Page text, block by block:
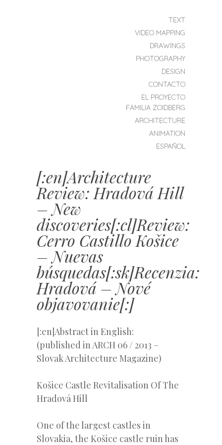
MENU
SKIP TO CONTENTTEXT
VIDEO MAPPING
DRAWINGS
PHOTOGRAPHY
DESIGN
CONTACTO
EL PROYECTO
FAMILIA ZOIDBERG
ARCHITECTURE
ANIMATION
ESPAÑOL
[:en]Architecture
Review: Hradová Hill
– New
discoveries[:cl]Review:
Cerro Castillo Košice
– Nuevas
búsquedas[:sk]Recenzia:
Hradová – Nové
objavovanie[:]
[:en]Abstract in English:
(published in ARCH 06 / 2013 –
Slovak Architecture Magazine)
Košice Castle Revitalisation Of The
Hradová Hill
One of the largest castles in
Slovakia, the Košice castle ruin has